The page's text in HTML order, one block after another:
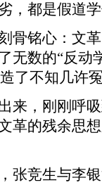
，都是假道
骨铭心：文
无数的“反动
了不知几许
来，刚刚呼
革的残余思
张竞生与李